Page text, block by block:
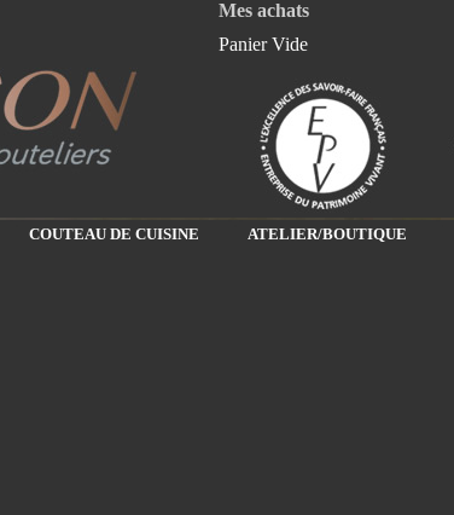
Mes achats
Panier Vide
COUTEAU DE CUISINE ATELIER/BOUTIQUE